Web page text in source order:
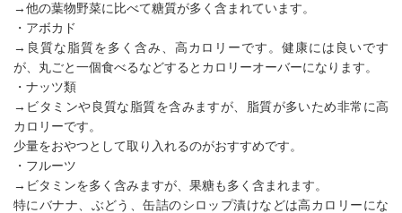
→他の葉物野菜に比べて糖質が多く含まれています。
・アボカド
→良質な脂質を多く含み、高カロリーです。健康には良いです
が、丸ごと一個食べるなどするとカロリーオーバーになります。
・ナッツ類
→ビタミンや良質な脂質を含みますが、脂質が多いため非常に高
カロリーです。
少量をおやつとして取り入れるのがおすすめです。
・フルーツ
→ビタミンを多く含みますが、果糖も多く含まれます。
特にバナナ、ぶどう、缶詰のシロップ漬けなどは高カロリーにな